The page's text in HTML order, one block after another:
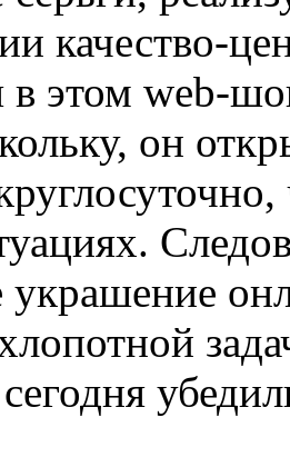
качество-
этом web-
он